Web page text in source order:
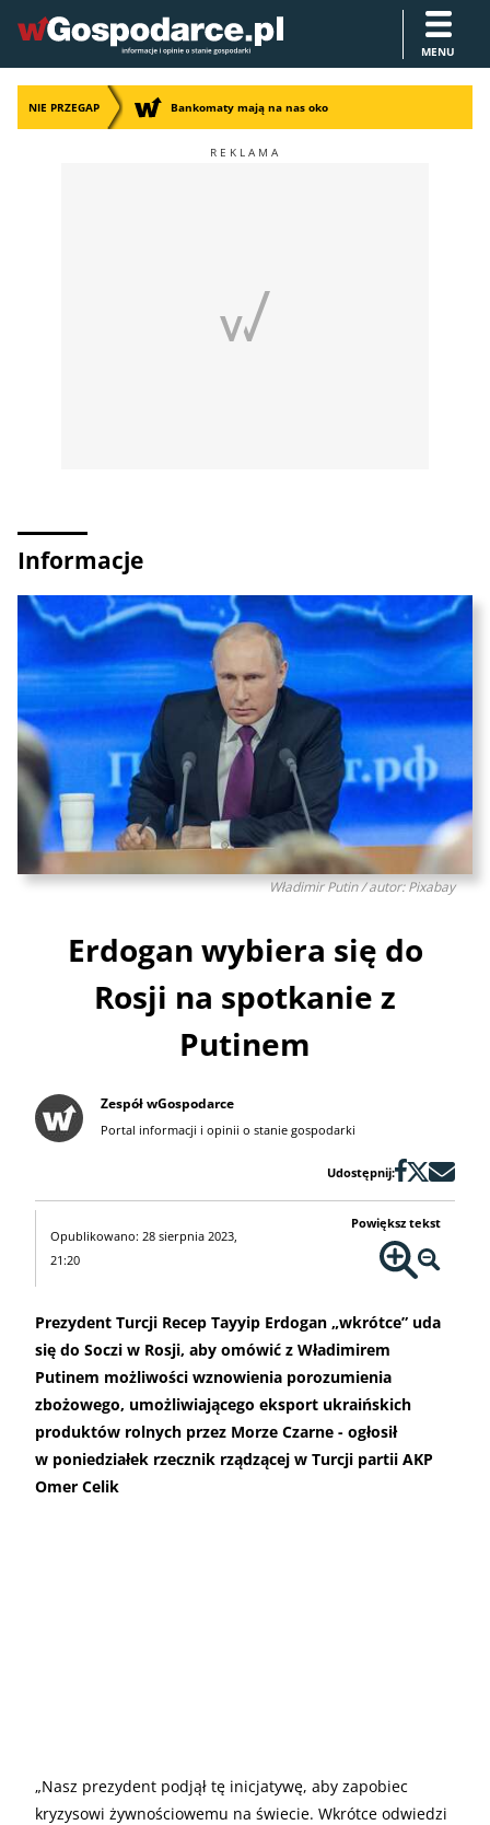
MENU
NIE PRZEGAP Bankomaty mają na nas oko
Informacje
Władimir Putin / autor: Pixabay
Erdogan wybiera się do
Rosji na spotkanie z
Putinem
Zespół wGospodarce
Portal informacji i opinii o stanie gospodarki
Udostępnij:
Opublikowano: 28 sierpnia 2023,
21:20
Powiększ tekst
Prezydent Turcji Recep Tayyip Erdogan „wkrótce” uda
się do Soczi w Rosji, aby omówić z Władimirem
Putinem możliwości wznowienia porozumienia
zbożowego, umożliwiającego eksport ukraińskich
produktów rolnych przez Morze Czarne - ogłosił
w poniedziałek rzecznik rządzącej w Turcji partii AKP
Omer Celik
„Nasz prezydent podjął tę inicjatywę, aby zapobiec
kryzysowi żywnościowemu na świecie. Wkrótce odwiedzi